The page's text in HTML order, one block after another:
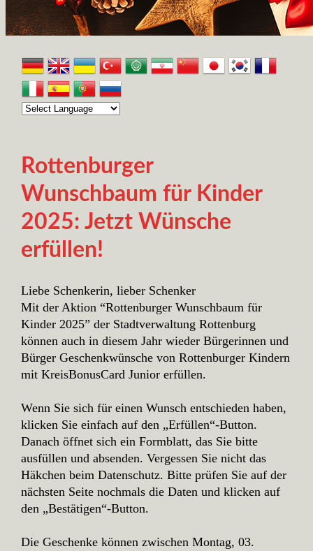
Rottenburger
Wunschbaum für Kinder
2025: Jetzt Wünsche
erfüllen!
Liebe Schenkerin, lieber Schenker
Mit der Aktion “Rottenburger Wunschbaum für
Kinder 2025” der Stadtverwaltung Rottenburg
können auch in diesem Jahr wieder Bürgerinnen und
Bürger Geschenkwünsche von Rottenburger Kindern
mit KreisBonusCard Junior erfüllen.
Wenn Sie sich für einen Wunsch entschieden haben,
klicken Sie einfach auf den „Erfüllen“-Button.
Danach öffnet sich ein Formblatt, das Sie bitte
ausfüllen und absenden. Vergessen Sie nicht das
Häkchen beim Datenschutz. Bitte prüfen Sie auf der
nächsten Seite nochmals die Daten und klicken auf
den „Bestätigen“-Button.
Die Geschenke können zwischen Montag, 03.